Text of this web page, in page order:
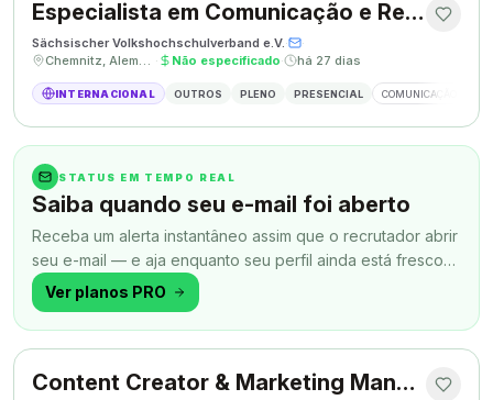
Especialista em Comunicação e Relações Públicas
Sächsischer Volkshochschulverband e.V.·
·
Chemnitz, Alemanha · Não especificado· há 27 dias
INTERNACIONAL OUTROS PLENO PRESENCIAL COMUNICAÇÃO
STATUS EM TEMPO REAL
Saiba quando seu e-mail foi aberto
Receba um alerta instantâneo assim que o recrutador abrir
seu e-mail — e aja enquanto seu perfil ainda está fresco
na memória.
Ver planos PRO
Content Creator & Marketing Manager